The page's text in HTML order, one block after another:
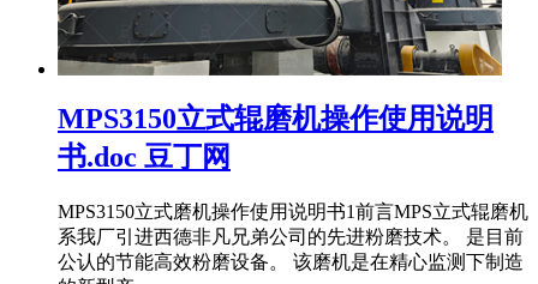
MPS3150立式辊磨机操作使用说明
书.doc 豆丁网
MPS3150立式磨机操作使用说明书1前言MPS立式辊磨机
系我厂引进西德非凡兄弟公司的先进粉磨技术。 是目前
公认的节能高效粉磨设备。 该磨机是在精心监测下制造